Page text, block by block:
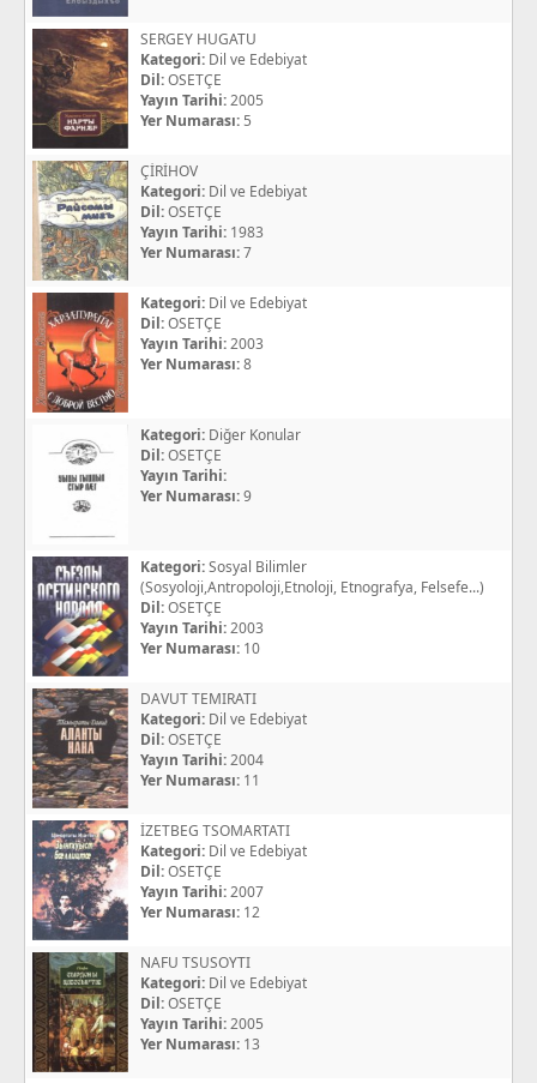
SERGEY HUGATU
Kategori: Dil ve Edebiyat
Dil:OSETÇE
Yayın Tarihi:2005
Yer Numarası: 5
ÇİRİHOV
Kategori: Dil ve Edebiyat
Dil:OSETÇE
Yayın Tarihi: 1983
Yer Numarası:7
Kategori: Dil ve Edebiyat
Dil:OSETÇE
Yayın Tarihi:2003
Yer Numarası:8
Kategori: Diğer Konular
Dil:OSETÇE
Yayın Tarihi:
Yer Numarası:9
Kategori:Sosyal Bilimler
(Sosyoloji,Antropoloji,Etnoloji, Etnografya, Felsefe...)
Dil:OSETÇE
Yayın Tarihi:2003
Yer Numarası: 10
DAVUT TEMIRATI
Kategori: Dil ve Edebiyat
Dil:OSETÇE
Yayın Tarihi:2004
Yer Numarası: 11
İZETBEG TSOMARTATI
Kategori: Dil ve Edebiyat
Dil:OSETÇE
Yayın Tarihi:2007
Yer Numarası: 12
NAFU TSUSOYTI
Kategori: Dil ve Edebiyat
Dil:OSETÇE
Yayın Tarihi:2005
Yer Numarası: 13